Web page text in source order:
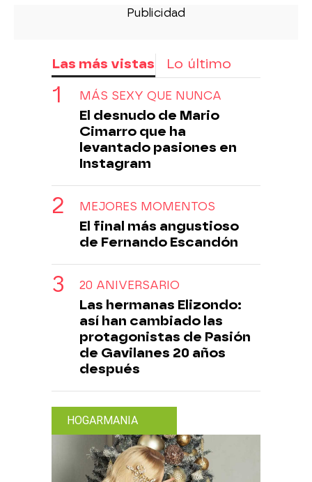
Las más vistas Lo último
MÁS SEXY QUE NUNCA
El desnudo de Mario
Cimarro que ha
levantado pasiones en
Instagram
MEJORES MOMENTOS
El final más angustioso
de Fernando Escandón
20 ANIVERSARIO
Las hermanas Elizondo:
así han cambiado las
protagonistas de Pasión
de Gavilanes 20 años
después
HOGARMANIA